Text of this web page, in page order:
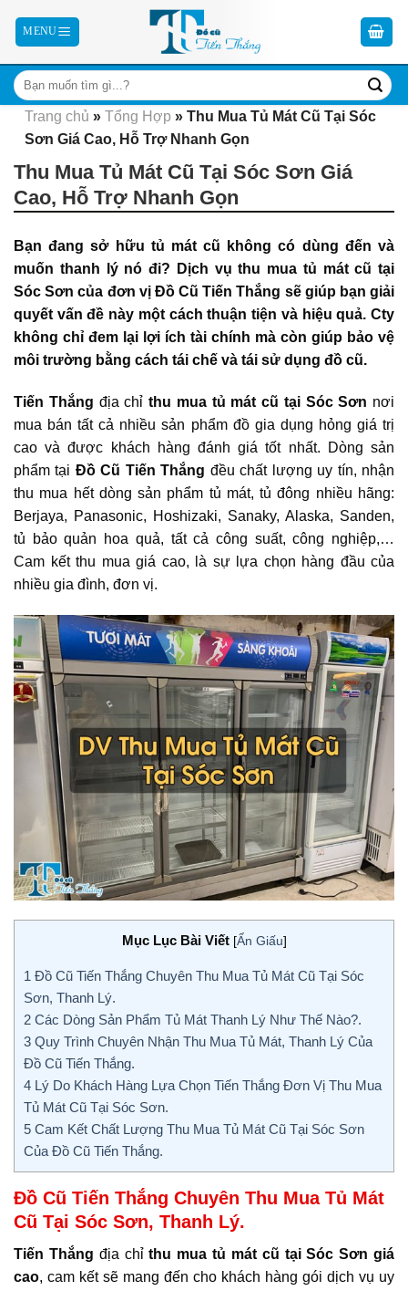
Trang chủ » Tổng Hợp » Thu Mua Tủ Mát Cũ Tại Sóc
Sơn Giá Cao, Hỗ Trợ Nhanh Gọn
Thu Mua Tủ Mát Cũ Tại Sóc Sơn Giá
Cao, Hỗ Trợ Nhanh Gọn
Bạn đang sở hữu tủ mát cũ không có dùng đến và
muốn thanh lý nó đi? Dịch vụ thu mua tủ mát cũ tại
Sóc Sơn của đơn vị Đồ Cũ Tiến Thắng sẽ giúp bạn giải
quyết vấn đề này một cách thuận tiện và hiệu quả. Cty
không chỉ đem lại lợi ích tài chính mà còn giúp bảo vệ
môi trường bằng cách tái chế và tái sử dụng đồ cũ.
Tiến Thắng địa chỉ thu mua tủ mát cũ tại Sóc Sơn nơi
mua bán tất cả nhiều sản phẩm đồ gia dụng hỏng giá trị
cao và được khách hàng đánh giá tốt nhất. Dòng sản
phẩm tại Đồ Cũ Tiến Thắng đều chất lượng uy tín, nhận
thu mua hết dòng sản phẩm tủ mát, tủ đông nhiều hãng:
Berjaya, Panasonic, Hoshizaki, Sanaky, Alaska, Sanden,
tủ bảo quản hoa quả, tất cả công suất, công nghiệp,…
Cam kết thu mua giá cao, là sự lựa chọn hàng đầu của
nhiều gia đình, đơn vị.
Mục Lục Bài Viết [Ẩn Giấu]
1 Đồ Cũ Tiến Thắng Chuyên Thu Mua Tủ Mát Cũ Tại Sóc
Sơn, Thanh Lý.
2 Các Dòng Sản Phẩm Tủ Mát Thanh Lý Như Thế Nào?.
3 Quy Trình Chuyên Nhận Thu Mua Tủ Mát, Thanh Lý Của
Đồ Cũ Tiến Thắng.
4 Lý Do Khách Hàng Lựa Chọn Tiến Thắng Đơn Vị Thu Mua
Tủ Mát Cũ Tại Sóc Sơn.
5 Cam Kết Chất Lượng Thu Mua Tủ Mát Cũ Tại Sóc Sơn
Của Đồ Cũ Tiến Thắng.
Đồ Cũ Tiến Thắng Chuyên Thu Mua Tủ Mát
Cũ Tại Sóc Sơn, Thanh Lý.
Tiến Thắng địa chỉthu mua tủ mát cũ tại Sóc Sơn giá
cao, cam kết sẽ mang đến cho khách hàng gói dịch vụ uy